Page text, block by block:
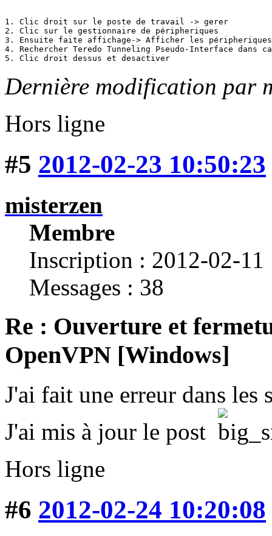
1. Clic droit sur le poste de travail -> gerer
2. Clic sur le gestionnaire de péripheriques
3. Ensuite faite affichage-> Afficher les péripheriques
4. Rechercher Teredo Tunneling Pseudo-Interface dans
5. Clic droit dessus et desactiver
Dernière modification par
Hors ligne
#5 2012-02-23 10:50:23
misterzen
Membre
Inscription : 2012-02-11
Messages : 38
Re : Ouverture et
OpenVPN [Windows]
J'ai fait une erreur dans les
J'ai mis à jour le post
Hors ligne
#6 2012-02-24 10:20:08